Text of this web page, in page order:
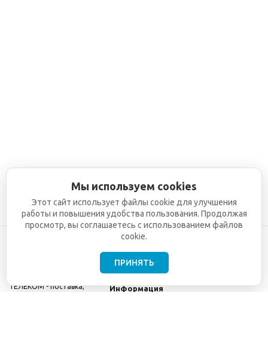
ТЕЛЕКОМ - поставка,
Информация
Мы используем cookies
Этот сайт использует файлы cookie для улучшения
работы и повышения удобства пользования. Продолжая
просмотр, вы соглашаетесь с использованием файлов
cookie.
ПРИНЯТЬ